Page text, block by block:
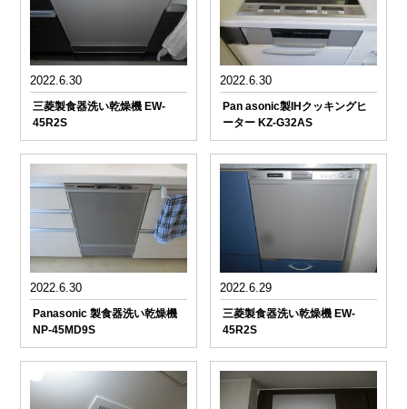
2022.6.30
三菱製食器洗い乾燥機 EW-
45R2S
2022.6.30
Pan asonic製IHクッキングヒ
ーター KZ-G32AS
2022.6.30
Panasonic 製食器洗い乾燥機
NP-45MD9S
2022.6.29
三菱製食器洗い乾燥機 EW-
45R2S